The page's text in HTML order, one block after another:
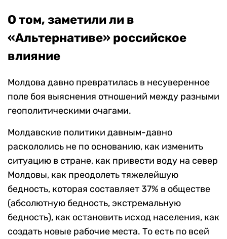
О том, заметили ли в
«Альтернативе» российское
влияние
Молдова давно превратилась в несуверенное
поле боя выяснения отношений между разными
геополитическими очагами.
Молдавские политики давным-давно
раскололись не по основанию, как изменить
ситуацию в стране, как привести воду на север
Молдовы, как преодолеть тяжелейшую
бедность, которая составляет 37% в обществе
(абсолютную бедность, экстремальную
бедность), как остановить исход населения, как
создать новые рабочие места. То есть по всей